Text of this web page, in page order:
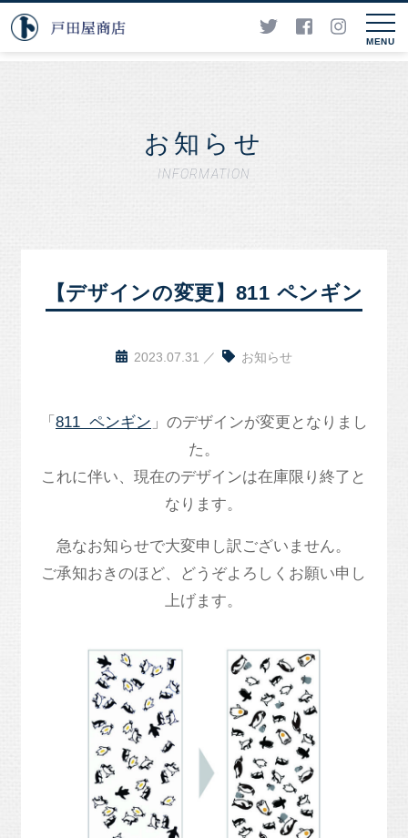
MENU
お知らせ
INFORMATION
【デザインの変更】811 ペンギン
2023.07.31 お知らせ
「 811 ペンギン 」のデザインが変更となりまし
た。
これに伴い、現在のデザインは在庫限り終了と
なります。
急なお知らせで大変申し訳ございません。
ご承知おきのほど、どうぞよろしくお願い申し
上げます。